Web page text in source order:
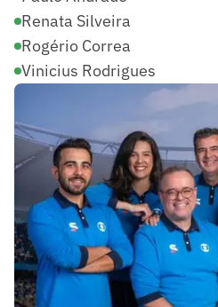
Renata Silveira
Rogério Correa
Vinicius Rodrigues